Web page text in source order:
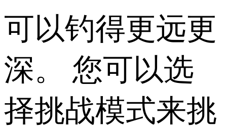
可以钓得更远更
深。 您可以选
择挑战模式来挑